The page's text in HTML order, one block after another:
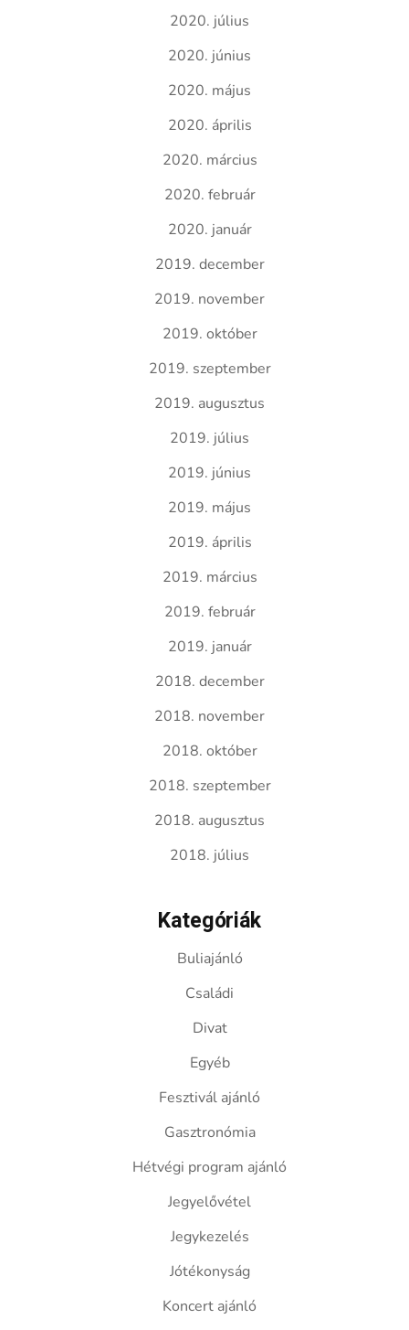
2020. július
2020. június
2020. május
2020. április
2020. március
2020. február
2020. január
2019. december
2019. november
2019. október
2019. szeptember
2019. augusztus
2019. július
2019. június
2019. május
2019. április
2019. március
2019. február
2019. január
2018. december
2018. november
2018. október
2018. szeptember
2018. augusztus
2018. július
Kategóriák
Buliajánló
Családi
Divat
Egyéb
Fesztivál ajánló
Gasztronómia
Hétvégi program ajánló
Jegyelővétel
Jegykezelés
Jótékonyság
Koncert ajánló